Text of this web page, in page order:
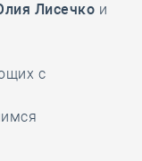
Лисечко и
с